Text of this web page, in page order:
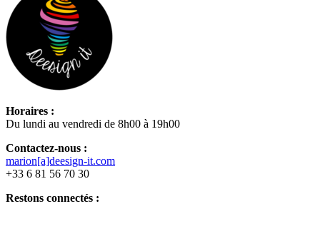
Horaires :
Du lundi au vendredi de 8h00 à 19h00
Contactez-nous :
marion[a]deesign-it.com
+33 6 81 56 70 30
Restons connectés :